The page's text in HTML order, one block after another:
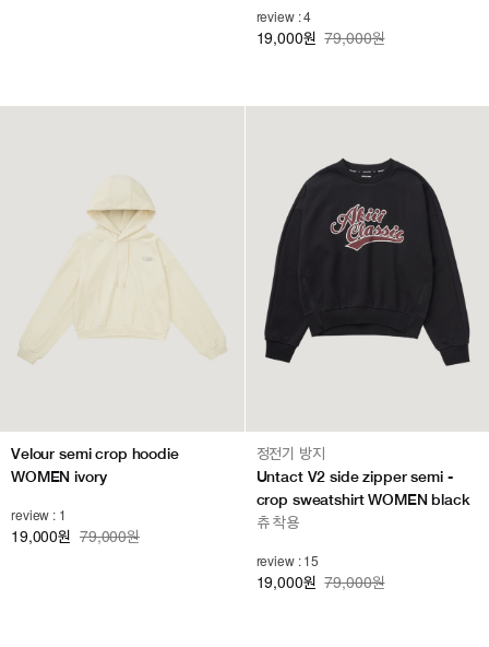
review : 4
19,000원 79,000원
Velour semi crop hoodie
WOMEN ivory
review : 1
19,000원 79,000원
정전기 방지
Untact V2 side zipper semi -
crop sweatshirt WOMEN black
츄 착용
review : 15
19,000원 79,000원